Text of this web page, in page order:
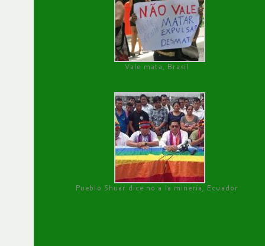
Vale mata, Brasil
Pueblo Shuar dice no a la minería, Ecuador